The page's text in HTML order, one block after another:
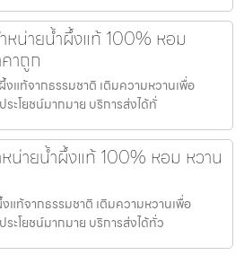
หน่ายน้ำผึ้งแท้ 100% หอม
าถูก
งแท้จากธรรมชาติ เติมความหวานเพื่อ
ะโยชน์มากมาย บริการส่งได้ทั่
น่ายน้ำผึ้งแท้ 100% หอม หวาน
แท้จากธรรมชาติ เติมความหวานเพื่อ
ะโยชน์มากมาย บริการส่งได้ทั่ว